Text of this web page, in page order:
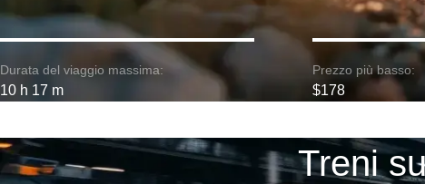
Durata del viaggio massima:
10 h 17 m
Prezzo più basso:
$178
Treni